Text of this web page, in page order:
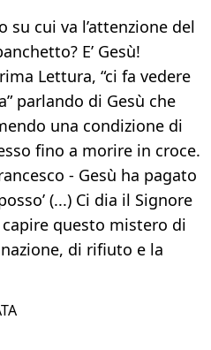
su cui va l’attenzione del
E’ Gesù!
Lettura, “ci fa vedere
parlando di Gesù che
una condizione di
fino a morire in croce.
- Gesù ha pagato
(...) Ci dia il Signore
questo mistero di
di rifiuto e la